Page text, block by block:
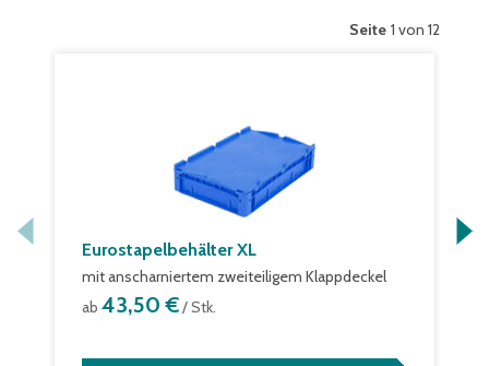
Seite 1 von 12
Eurostapelbehälter XL
mit anscharniertem zweiteiligem Klappdeckel
ab 43,50 €/ Stk.